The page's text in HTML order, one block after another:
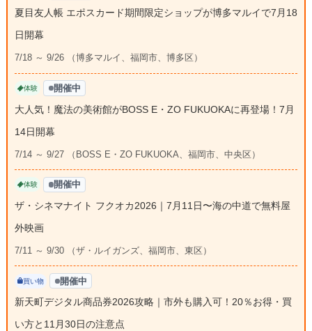
夏目友人帳 エポスカード期間限定ショップが博多マルイで7月18
日開幕
7/18 ～ 9/26 （博多マルイ、福岡市、博多区）
体験 開催中
大人気！魔法の美術館がBOSS E・ZO FUKUOKAに再登場！7月
14日開幕
7/14 ～ 9/27 （BOSS E・ZO FUKUOKA、福岡市、中央区）
体験 開催中
ザ・シネマナイト フクオカ2026｜7月11日〜海の中道で無料屋
外映画
7/11 ～ 9/30 （ザ・ルイガンズ、福岡市、東区）
買い物 開催中
新天町デジタル商品券2026攻略｜市外も購入可！20％お得・買
い方と11月30日の注意点